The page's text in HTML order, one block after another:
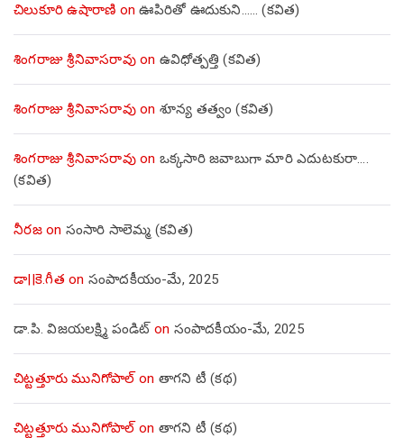
చిలుకూరి ఉషారాణి onఊపిరితో ఊదుకుని…… (కవిత)
శింగరాజు శ్రీనివాసరావుon ఉవిధోత్పత్తి (కవిత)
శింగరాజు శ్రీనివాసరావుon శూన్య తత్వం (కవిత)
శింగరాజు శ్రీనివాసరావుon ఒక్కసారి జవాబుగా మారి ఎదుటకురా….
(కవిత)
నీరజon సంసారి సాలెమ్మ (కవిత)
డా||కె.గీత on సంపాదకీయం-మే, 2025
డా.పి. విజయలక్ష్మి పండిట్ on సంపాదకీయం-మే, 2025
చిట్టత్తూరు మునిగోపాల్on తాగని టీ (కథ)
చిట్టత్తూరు మునిగోపాల్on తాగని టీ (కథ)